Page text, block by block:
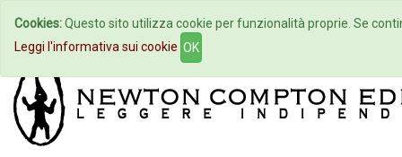
Home Autori Eventi
Cookies:Questo sito utilizza cookie per funzionalità proprie. Se
Leggi l'informativa sui cookie OK